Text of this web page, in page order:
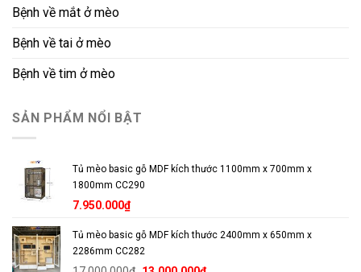
Bệnh về mắt ở mèo
Bệnh về tai ở mèo
Bệnh về tim ở mèo
SẢN PHẨM NỔI BẬT
Tủ mèo basic gỗ MDF kích thước 1100mm x 700mm x
1800mm CC290
7.950.000₫
Tủ mèo basic gỗ MDF kích thước 2400mm x 650mm x
2286mm CC282